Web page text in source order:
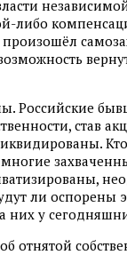
либо
Российские
став
ли оспорены
них у
отнятой